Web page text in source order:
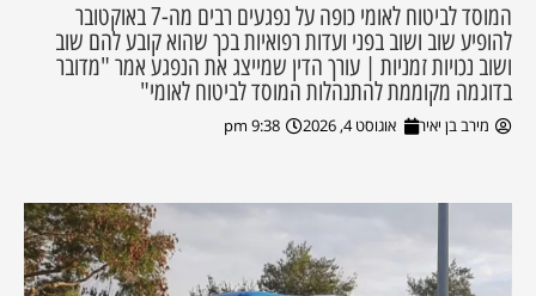
המוסד לביטוח לאומי כופה על נפגעים רבים מה-7 באוקטובר
להופיע שוב ושוב בפני ועדות רפואיות בכך שהוא קובע להם שוב
ושוב נכויות זמניות | עורך הדין שמייצג את הנפגע אמר "מדובר
בדוגמה מקוממת להתנהלות המוסד לביטוח לאומי"
מירב בן יאיר אוגוסט 4, 2026 9:38 pm